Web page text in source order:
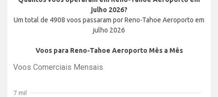
julho 2026?
Um total de 4908 voos passaram por Reno-Tahoe Aeroporto em
julho 2026
Voos para Reno-Tahoe Aeroporto Mês a Mês
Voos Comerciais Mensais
7 mil